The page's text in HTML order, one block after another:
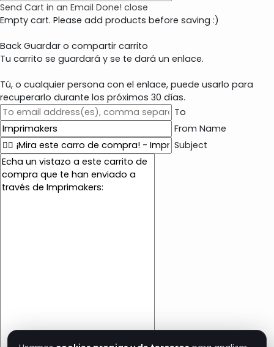
Send Cart in an Email Done! close
Empty cart. Please add products before saving :)
Back Guardar o compartir carrito
Tu carrito se guardará y se te dará un enlace.
Tú, o cualquier persona con el enlace, puede usarlo para
recuperarlo durante los próximos 30 días.
To
From Name
Subject
E
m
a